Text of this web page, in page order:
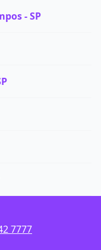
- SP
7777